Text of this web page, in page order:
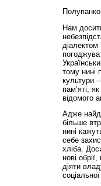
Нам
діалектом
тому нині
культури
пам’яті,
відомого
Адже
більше
нині
себе
хліба.
нові
діяти